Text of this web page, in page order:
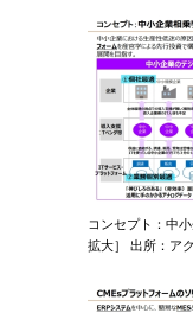
コンセプト：中
拡大］ 出所：ア